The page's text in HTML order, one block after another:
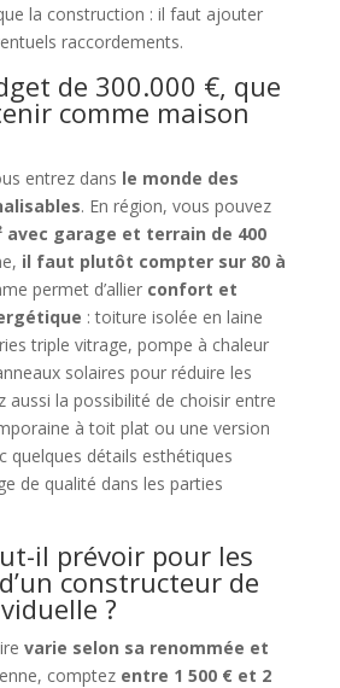
la construction : il faut ajouter
raccordements.
de 300.000 €, que
comme maison
entrez dans le monde des
. En région, vous pouvez
avec garage et terrain de 400
il faut plutôt compter sur 80 à
permet d’allier confort et
: toiture isolée en laine
triple vitrage, pompe à chaleur
solaires pour réduire les
aussi la possibilité de choisir entre
à toit plat ou une version
quelques détails esthétiques
de qualité dans les parties
il prévoir pour les
constructeur de
?
varie selon sa renommée et
comptez entre 1 500 € et 2